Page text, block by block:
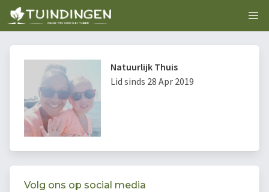
Natuurlijk Thuis
Lid sinds 28 Apr 2019
Volg ons op social media